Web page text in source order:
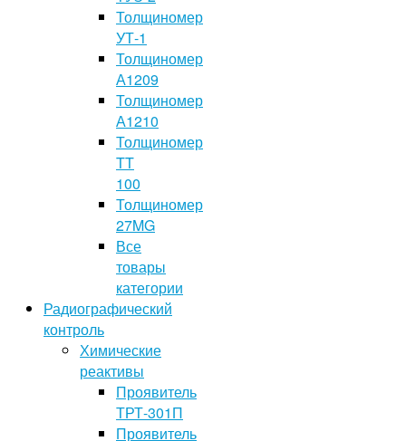
Толщиномер
УТ-1
Толщиномер
А1209
Толщиномер
А1210
Толщиномер
TT
100
Толщиномер
27MG
Все
товары
категории
Радиографический
контроль
Химические
реактивы
Проявитель
ТРТ-301П
Проявитель